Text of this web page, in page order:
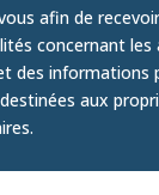
afin de
concernant les
des informations
aux